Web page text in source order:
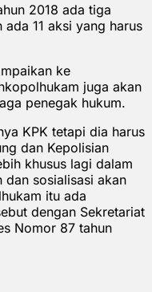
2018 ada tiga
11 aksi yang harus
ke
juga akan
penegak hukum.
KPK tetapi dia harus
dan Kepolisian
khusus lagi dalam
dan sosialisasi akan
itu ada
dengan Sekretariat
Nomor 87 tahun